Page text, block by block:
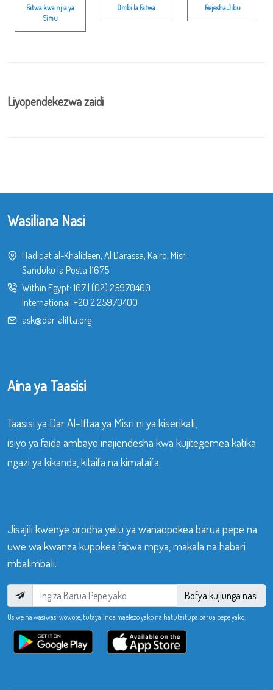
Fatwa kwa njia ya
Simu
Ombi la Fatwa Rejesha Jibu
Liyopendekezwa zaidi
Wasiliana Nasi
Hadiqat al-Khalideen, Al Darassa, Kairo, Misri.
Sanduku la Posta 11675
Within Egypt: 107| (02) 25970400
International: +20 2 25970400
ask@dar-alifta.org
Aina ya Taasisi
Taasisi ya Dar Al-Iftaa ya Misri ni ya kiserikali,
isiyo ya faida ambayo inajiendesha kwa kujitegemea katika
ngazi ya kikanda, kitaifa na kimataifa.
Jisajili kwenye orodha yetu ya wanaopokea barua pepe na
uwe wa kwanza kupokea fatwa mpya, makala na habari
mbalimbali.
Bofya kujiunga nasi
Usiwe na wasiwasi wowote, tutayalinda maelezo yako na hatutaitupa barua pepe yako.